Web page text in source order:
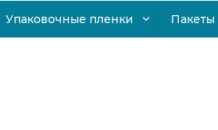
Упаковочные пленки